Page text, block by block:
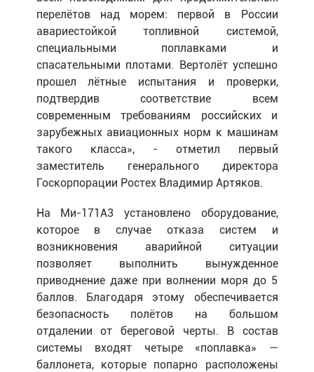
перелётов над морем: первой в России
авариестойкой топливной системой,
специальными поплавками и
спасательными плотами. Вертолёт успешно
прошел лётные испытания и проверки,
подтвердив соответствие всем
современным требованиям российских и
зарубежных авиационных норм к машинам
такого класса», - отметил первый
заместитель генерального директора
Госкорпорации Ростех Владимир Артяков.
На Ми-171А3 установлено оборудование,
которое в случае отказа систем и
возникновения аварийной ситуации
позволяет выполнить вынужденное
приводнение даже при волнении моря до 5
баллов. Благодаря этому обеспечивается
безопасность полётов на большом
отдалении от береговой черты. В состав
системы входят четыре «поплавка» —
баллонета, которые попарно расположены